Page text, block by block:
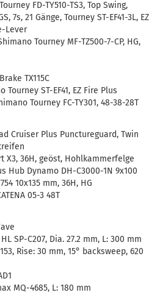
FD-TY510-TS3, Top Swing,
7s, 21 Gänge, Tourney ST-EF41-3L, EZ
Lever
Tourney MF-TZ500-7-CP, HG,
TX115C
ST-EF41, EZ Fire Plus
Tourney FC-TY301, 48-38-28T
Cruiser Plus Punctureguard, Twin
X3, 36H, geöst, Hohlkammerfelge
Hub Dynamo DH-C3000-1N 9x100
10x135 mm, 36H, HG
05-3 48T
SP-C207, Dia. 27.2 mm, L: 300 mm
Rise: 30 mm, 15° backsweep, 620
MQ-4685, L: 180 mm